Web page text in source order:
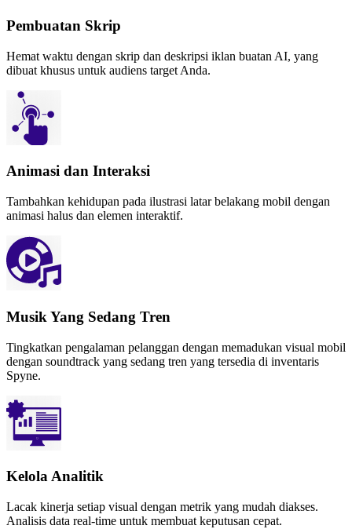
Pembuatan Skrip
Hemat waktu dengan skrip dan deskripsi iklan buatan AI, yang
dibuat khusus untuk audiens target Anda.
Animasi dan Interaksi
Tambahkan kehidupan pada ilustrasi latar belakang mobil dengan
animasi halus dan elemen interaktif.
Musik Yang Sedang Tren
Tingkatkan pengalaman pelanggan dengan memadukan visual mobil
dengan soundtrack yang sedang tren yang tersedia di inventaris
Spyne.
Kelola Analitik
Lacak kinerja setiap visual dengan metrik yang mudah diakses.
Analisis data real-time untuk membuat keputusan cepat.